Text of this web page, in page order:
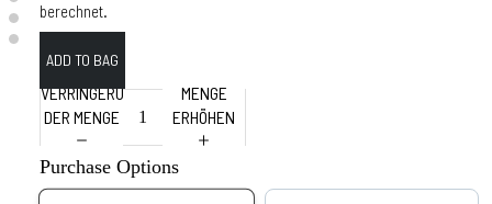
berechnet.
VERRINGERUNG
DER MENGE
MENGE
ERHÖHEN
Purchase Options